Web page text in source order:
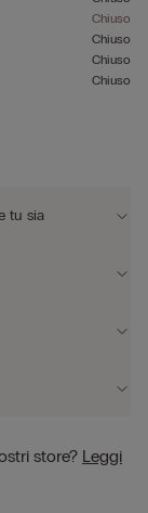
Chiuso
Chiuso
Chiuso
Chiuso
tu sia
store? Leggi